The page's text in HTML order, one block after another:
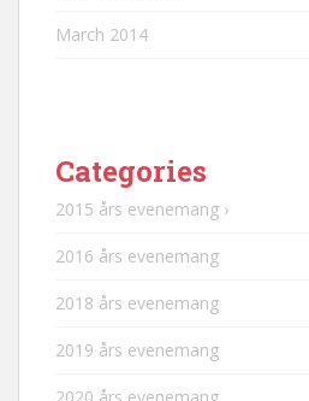
March 2014
Categories
2015 års evenemang ›
2016 års evenemang
2018 års evenemang
2019 års evenemang